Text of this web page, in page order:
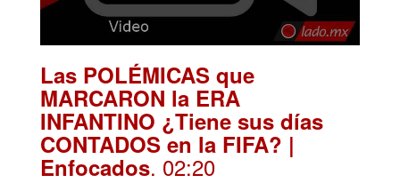
Las POLÉMICAS que
MARCARON la ERA
INFANTINO ¿Tiene sus días
CONTADOS en la FIFA? |
Enfocados. 02:20